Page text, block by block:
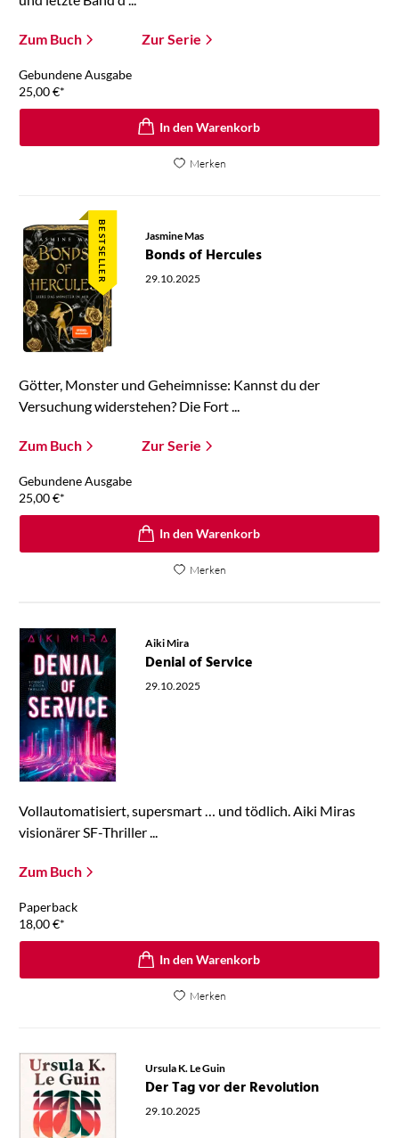
Zum Buch Zur Serie
Gebundene Ausgabe
25,00€*
In den Warenkorb
Merken
BESTSELLER Jasmine Mas
Bonds of Hercules
29.10.2025
Götter, Monster und Geheimnisse: Kannst du der
Versuchung widerstehen? Die Fort ...
Zum Buch Zur Serie
Gebundene Ausgabe
25,00€*
In den Warenkorb
Merken
Aiki Mira
Denial of Service
29.10.2025
Vollautomatisiert, supersmart … und tödlich. Aiki Miras
visionärer SF-Thriller ...
Zum Buch
Paperback
18,00€*
In den Warenkorb
Merken
Ursula K. Le Guin
Der Tag vor der Revolution
29.10.2025